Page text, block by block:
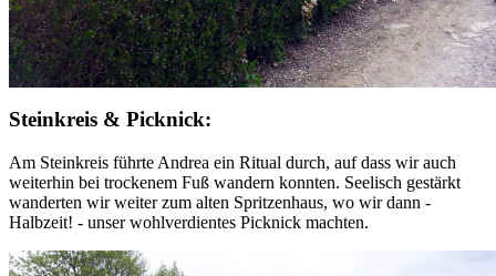
Steinkreis & Picknick:
Am Steinkreis führte Andrea ein Ritual durch, auf dass wir auch
weiterhin bei trockenem Fuß wandern konnten. Seelisch gestärkt
wanderten wir weiter zum alten Spritzenhaus, wo wir dann -
Halbzeit! - unser wohlverdientes Picknick machten.